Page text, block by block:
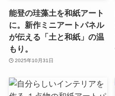
能登の珪藻土を和紙アート
に。新作ミニアートパネル
が伝える「土と和紙」の温
もり。
2025年10月31日